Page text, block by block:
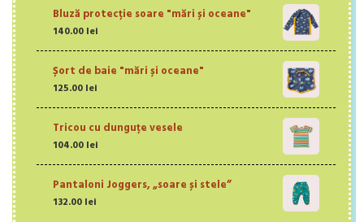
Bluză protecție soare "mări și oceane"
140.00 lei
Șort de baie "mări și oceane"
125.00 lei
Tricou cu dunguțe vesele
104.00 lei
Pantaloni Joggers, „soare și stele”
132.00 lei